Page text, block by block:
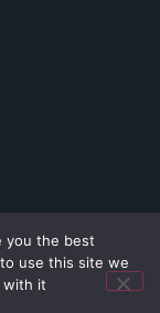
you the best
use this site we
it.